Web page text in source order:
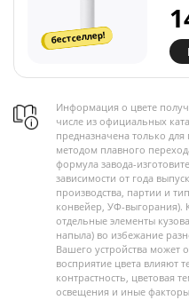
бестселлер!
Информация о цвете
числе из официальных
предназначена только
методом плавного
формула завода-
зависимости от года
производства, партии и
конвейер, УФ-выгорания).
отдельные элементы
напыла) во избежание
Вашего устройства может
восприятие цвета влияют
контрастность, цветовая
освещения и иные